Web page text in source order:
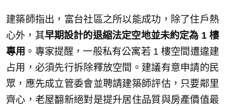
建築師指出，富台社區之所以能成功，除了住戶熱
心外，其早期設計的退縮法定空地並未約定為 1 樓
專用 。專家提醒，一般私有公寓若 1 樓空間遭違建
占用，必須先行拆除釋放空間。建議有意申請的民
眾，應先成立管委會並聘請建築師評估，只要鄰里
齊心，老屋翻新絕對是提升居住品質與房產價值最